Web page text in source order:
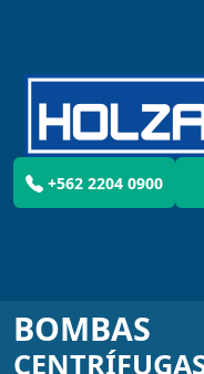
+562 2204 0900
BOMBAS